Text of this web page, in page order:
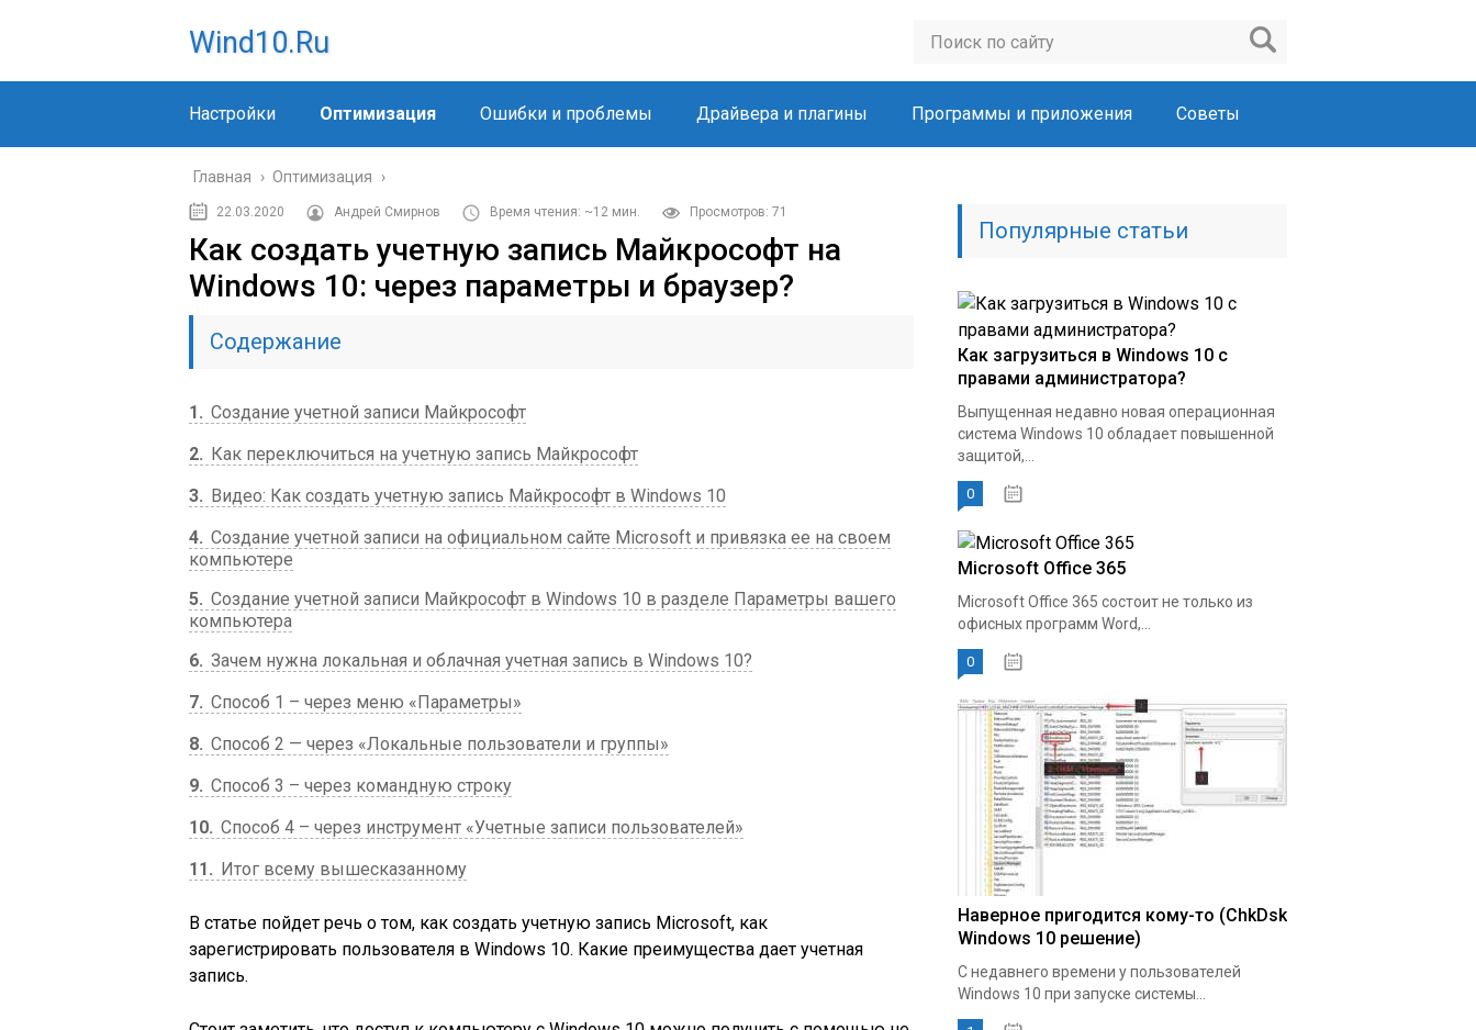
Wind10.ru
Настройки Оптимизация Ошибки и проблемы Драйвера и плагины Программы и приложения Советы
Главная › Оптимизация ›
22.03.2020 Андрей Смирнов Время чтения: ~12 мин. Просмотров: 71
Как создать учетную запись Майкрософт на
Windows 10: через параметры и браузер?
Содержание
1
Создание учетной записи Майкрософт
2
Как переключиться на учетную запись Майкрософт
3
Видео: Как создать учетную запись Майкрософт в Windows 10
4 Создание учетной записи на официальном сайте Microsoft и привязка ее на своем
компьютере
5 Создание учетной записи Майкрософт в Windows 10 в разделе Параметры вашего
компьютера
6 Зачем нужна локальная и облачная учетная запись в Windows 10?
7 Способ 1 – через меню «Параметры»
8 Способ 2 — через «Локальные пользователи и группы»
9 Способ 3 – через командную строку
10 Способ 4 – через инструмент «Учетные записи пользователей»
11
Итог всему вышесказанному
В статье пойдет речь о том, как создать учетную запись Microsoft, как
зарегистрировать пользователя в Windows 10. Какие преимущества дает учетная
запись.
Популярные статьи
Как загрузиться в Windows 10 с
правами администратора?
Выпущенная недавно новая операционная
система Windows 10 обладает повышенной
защитой,...
0
Microsoft Office 365
Microsoft Office 365 состоит не только из
офисных программ Word,...
0
Наверное пригодится кому-то (ChkDsk
Windows 10 решение)
С недавнего времени у пользователей
Windows 10 при запуске системы...